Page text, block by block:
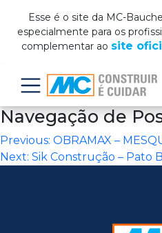
Esse é o site da MC-
especialmente para os
complementar ao site
Menu
Navegação de
Previous: OBRAMAX –
Next: Sik Construção – Pato